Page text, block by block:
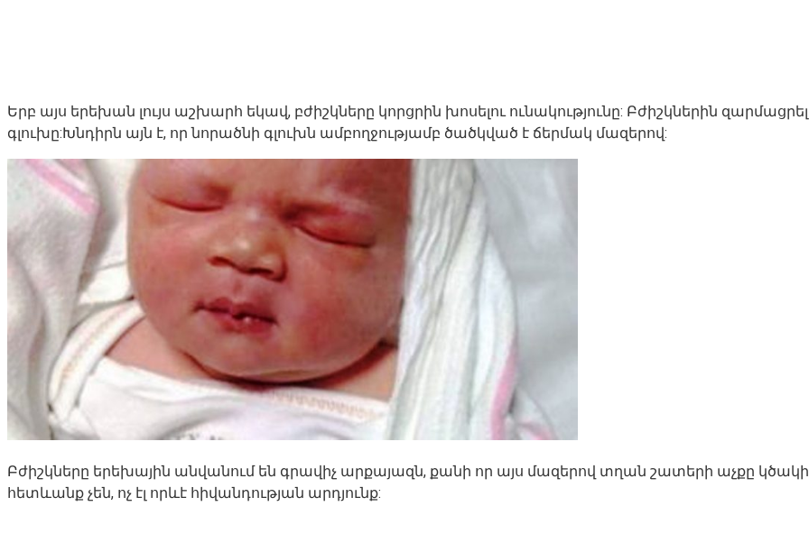
Երբ այս երեխան լույս աշխարհ եկավ, բժիշկները կորցրին խոսելու ունակությունը: Բժիշկներին
գլուխը:Խնդիրն այն է, որ նորածնի գլուխն ամբողջությամբ ծածկված է ճերմակ մազերով:
Բժիշկները երեխային անվանում են գրավիչ արքայազն, քանի որ այս մազերով տղան շատերի աչքը
հետևանք չեն, ոչ էլ որևէ հիվանդության արդյունք: